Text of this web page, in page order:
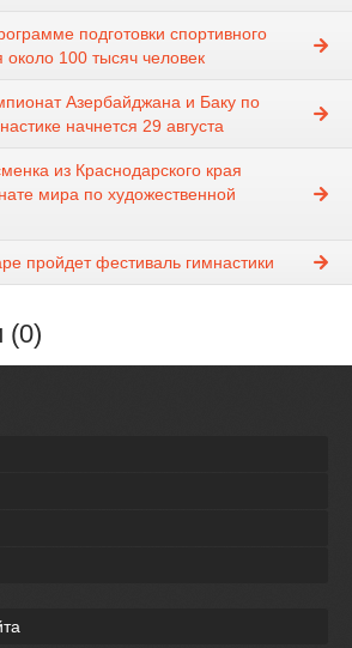
подготовки спортивного
100 тысяч человек
Азербайджана и Баку по
начнется 29 августа
из Краснодарского края
мира по художественной
пройдет фестиваль гимнастики
(0)